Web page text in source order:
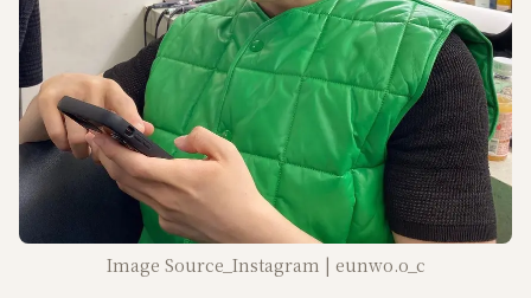
Image Source_Instagram | eunwo.o_c